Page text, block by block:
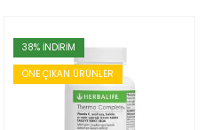
38% İNDİRİM
ÖNE ÇIKAN ÜRÜNLER